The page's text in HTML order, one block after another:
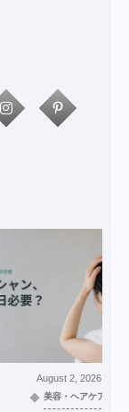
August 2, 2026
美容・ヘアケア